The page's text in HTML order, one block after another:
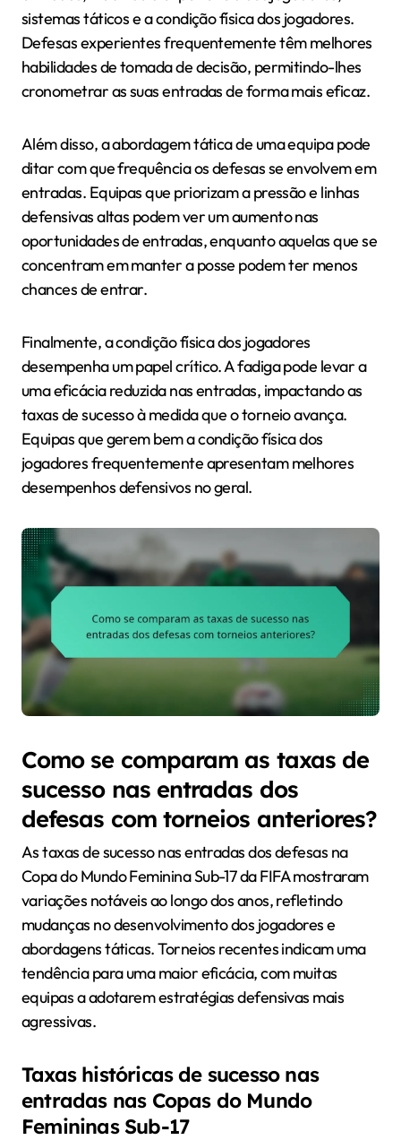
sistemas táticos e a condição física dos jogadores.
Defesas experientes frequentemente têm melhores
habilidades de tomada de decisão, permitindo-lhes
cronometrar as suas entradas de forma mais eficaz.
Além disso, a abordagem tática de uma equipa pode
ditar com que frequência os defesas se envolvem em
entradas. Equipas que priorizam a pressão e linhas
defensivas altas podem ver um aumento nas
oportunidades de entradas, enquanto aquelas que se
concentram em manter a posse podem ter menos
chances de entrar.
Finalmente, a condição física dos jogadores
desempenha um papel crítico. A fadiga pode levar a
uma eficácia reduzida nas entradas, impactando as
taxas de sucesso à medida que o torneio avança.
Equipas que gerem bem a condição física dos
jogadores frequentemente apresentam melhores
desempenhos defensivos no geral.
Como se comparam as taxas de
sucesso nas entradas dos
defesas com torneios anteriores?
As taxas de sucesso nas entradas dos defesas na
Copa do Mundo Feminina Sub-17 da FIFA mostraram
variações notáveis ao longo dos anos, refletindo
mudanças no desenvolvimento dos jogadores e
abordagens táticas. Torneios recentes indicam uma
tendência para uma maior eficácia, com muitas
equipas a adotarem estratégias defensivas mais
agressivas.
Taxas históricas de sucesso nas
entradas nas Copas do Mundo
Femininas Sub-17